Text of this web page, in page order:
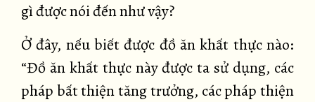
gì được nói đến như vậy?
Ở đây, nếu biết được đồ ăn khất thực nào:
“Đồ ăn khất thực này được ta sử dụng, các
pháp bất thiện tăng trưởng, các pháp thiện